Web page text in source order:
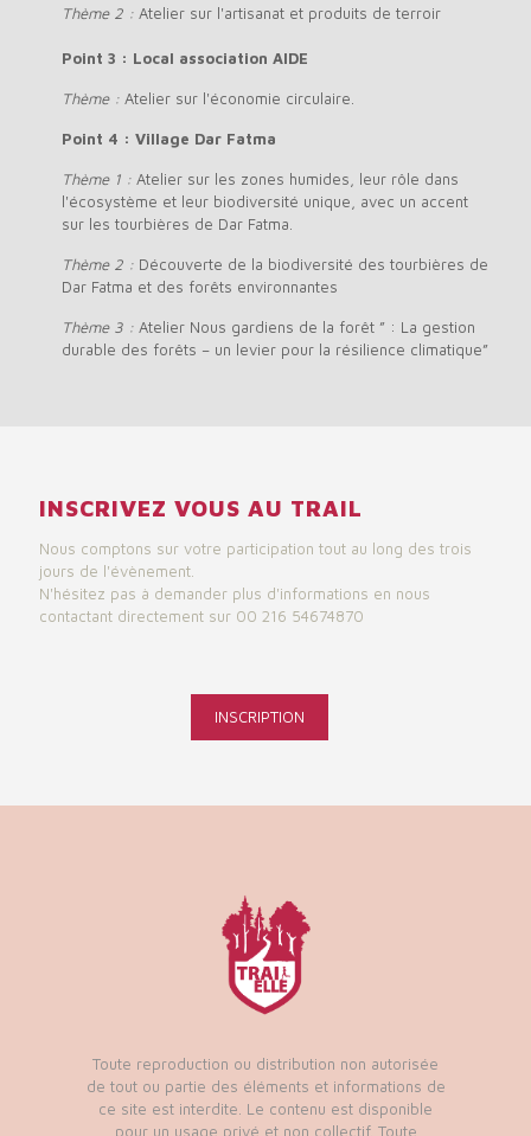
Thème 2 : Atelier sur l'artisanat et produits de terroir
Point 3 : Local association AIDE
Thème : Atelier sur l'économie circulaire.
Point 4 : Village Dar Fatma
Thème 1 : Atelier sur les zones humides, leur rôle dans
l'écosystème et leur biodiversité unique, avec un accent
sur les tourbières de Dar Fatma.
Thème 2 : Découverte de la biodiversité des tourbières de
Dar Fatma et des forêts environnantes
Thème 3 : Atelier Nous gardiens de la forêt ” : La gestion
durable des forêts – un levier pour la résilience climatique”
INSCRIVEZ VOUS AU TRAIL
Nous comptons sur votre participation tout au long des trois
jours de l'évènement.
N'hésitez pas à demander plus d'informations en nous
contactant directement sur 00 216 54674870
INSCRIPTION
Toute reproduction ou distribution non autorisée
de tout ou partie des éléments et informations de
ce site est interdite. Le contenu est disponible
pour un usage privé et non collectif. Toute